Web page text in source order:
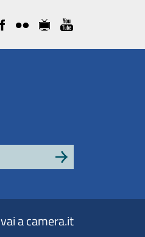
vai a camera.it